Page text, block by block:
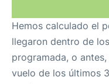
Hemos calculado el
llegaron dentro de
programada, o
vuelo de los últimos